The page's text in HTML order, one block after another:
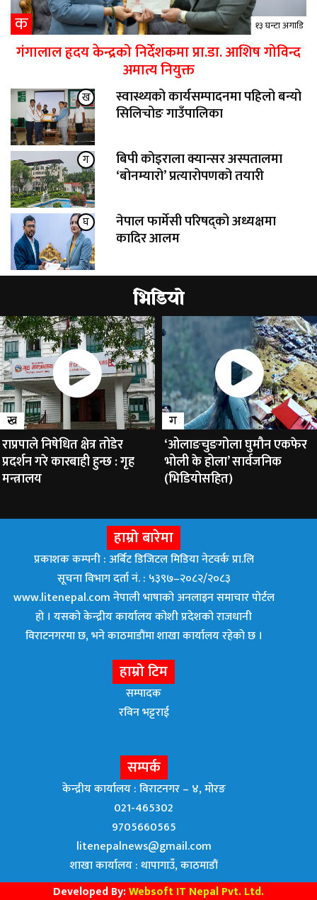
क १३ घन्टा अगाडि
गंगालाल हृदय केन्द्रको निर्देशकमा प्रा.डा. आशिष गोविन्द
अमात्य नियुक्त
ख स्वास्थ्यको कार्यसम्पादनमा पहिलो बन्यो
सिलिचोङ गाउँपालिका
ग बिपी कोइराला क्यान्सर अस्पतालमा
‘बोनम्यारो’ प्रत्यारोपणको तयारी
घ नेपाल फार्मेसी परिषद्को अध्यक्षमा
कादिर आलम
भिडियो
ख
राप्रपाले निषेधित क्षेत्र तोडेर
प्रदर्शन गरे कारबाही हुन्छ : गृह
मन्त्रालय
ग
‘ओलाङचुङगोला घुमौन एकफेर
भोली के होला’ सार्वजनिक
(भिडियोसहित)
हाम्रो बारेमा
प्रकाशक कम्पनी : अर्बिट डिजिटल मिडिया नेटवर्क प्रा.लि
सूचना विभाग दर्ता नं. : ५३९७–२०८२/२०८३
www.litenepal.com नेपाली भाषाको अनलाइन समाचार पोर्टल
हो । यसको केन्द्रीय कार्यालय कोशी प्रदेशको राजधानी
विराटनगरमा छ, भने काठमाडाैंमा शाखा कार्यालय रहेकाे छ ।
हाम्रो टिम
सम्पादक
रविन भट्टराई
सम्पर्क
केन्द्रीय कार्यालय : विराटनगर – ४, मोरङ
021-465302
9705660565
litenepalnews@gmail.com
शाखा कार्यालय : थापागाउँ, काठमाडौं
Developed By:Websoft IT Nepal Pvt. Ltd.